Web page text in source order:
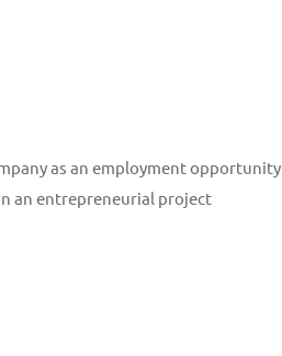
as an employment opportunity
an entrepreneurial project